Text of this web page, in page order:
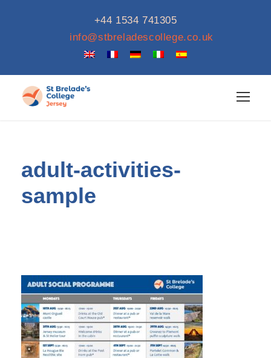
+44 1534 741305
info@stbreladescollege.co.uk
adult-activities-
sample